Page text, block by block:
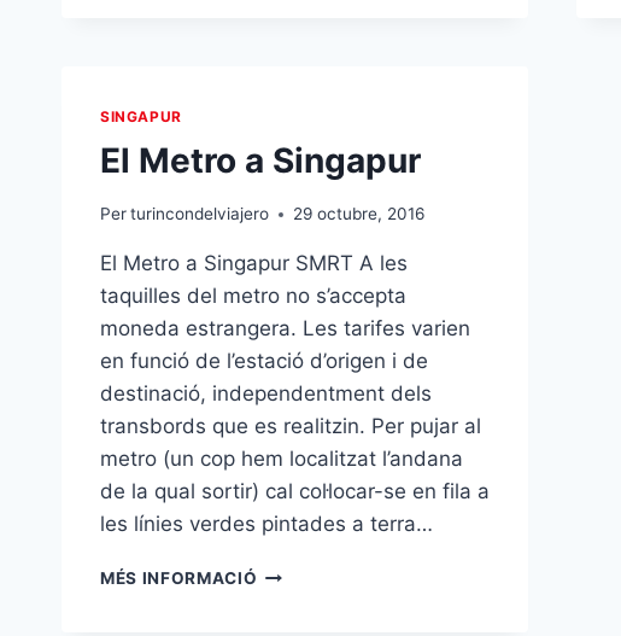
SINGAPUR
El Metro a Singapur
Perturincondelviajero 29 octubre, 2016
El Metro a Singapur SMRT A les
taquilles del metro no s’accepta
moneda estrangera. Les tarifes varien
en funció de l’estació d’origen i de
destinació, independentment dels
transbords que es realitzin. Per pujar al
metro (un cop hem localitzat l’andana
de la qual sortir) cal col·locar-se en fila a
les línies verdes pintades a terra…
MÉS INFORMACIÓ